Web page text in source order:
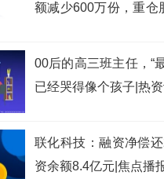
额减少600万份，重仓
00后的高三班主任，“
已经哭得像个孩子|热
联化科技：融资净偿
资余额8.4亿元|焦点播